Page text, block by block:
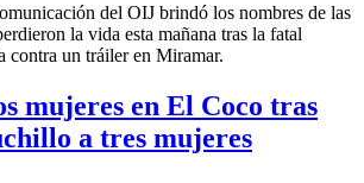
del OIJ brindó los nombres de las
la vida esta mañana tras la fatal
contra un tráiler en Miramar.
mujeres en El Coco tras
a tres mujeres